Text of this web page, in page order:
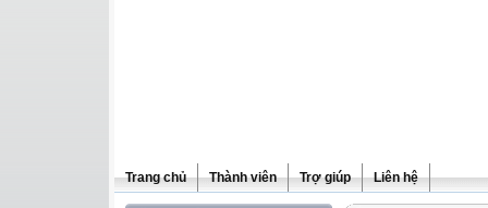
Trang chủ Thành viên Trợ giúp Liên hệ